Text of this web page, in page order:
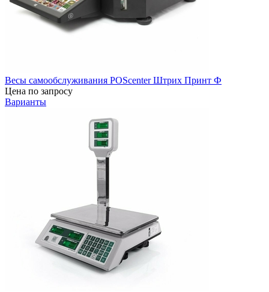
Весы самообслуживания POScenter Штрих Принт Ф
Цена по запросу
Варианты